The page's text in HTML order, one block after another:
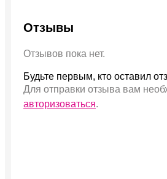
Отзывы
Отзывов пока нет.
Будьте первым, кто оставил
Для отправки отзыва вам
авторизоваться.